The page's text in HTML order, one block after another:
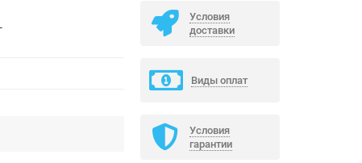
Условия
доставки
Виды оплат
Условия
гарантии